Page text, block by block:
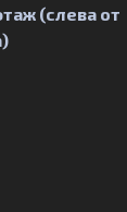
(слева от